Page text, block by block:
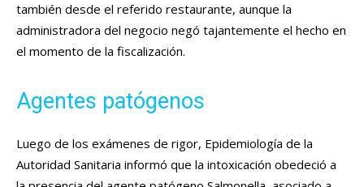
también desde el referido restaurante, aunque la
administradora del negocio negó tajantemente el hecho en
el momento de la fiscalización.
Agentes patógenos
Luego de los exámenes de rigor, Epidemiología de la
Autoridad Sanitaria informó que la intoxicación obedeció a